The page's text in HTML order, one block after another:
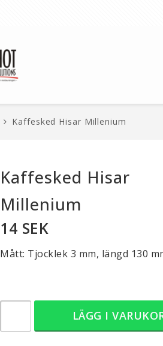
Kaffesked Hisar Millenium
Kaffesked Hisar
Millenium
14 SEK
Mått: Tjocklek 3 mm, längd 130
LÄGG I